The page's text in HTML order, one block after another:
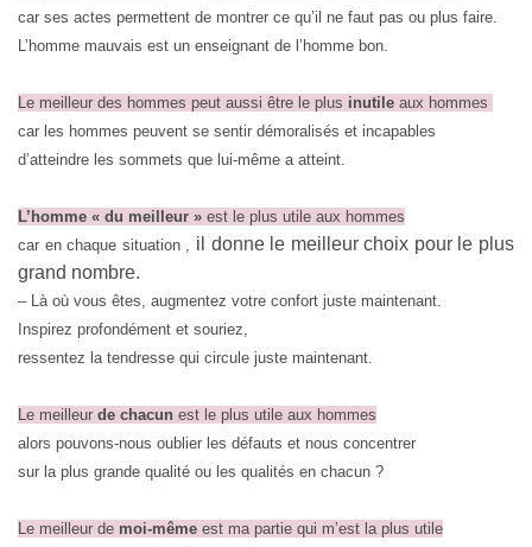
car ses actes permettent de montrer ce qu’il ne faut pas ou plus faire.
L’homme mauvais est un enseignant de l’homme bon.
Le meilleur des hommes peut aussi être le plus inutile aux hommes
car les hommes peuvent se sentir démoralisés et incapables
d’atteindre les sommets que lui-même a atteint.
L’homme « du meilleur » est le plus utile aux hommes
car en chaque situation , il donne le meilleur choix pour le plus
grand nombre.
– Là où vous êtes, augmentez votre confort juste maintenant.
Inspirez profondément et souriez,
ressentez la tendresse qui circule juste maintenant.
Le meilleur de chacun est le plus utile aux hommes
alors pouvons-nous oublier les défauts et nous concentrer
sur la plus grande qualité ou les qualités en chacun ?
Le meilleur de moi-même est ma partie qui m’est la plus utile